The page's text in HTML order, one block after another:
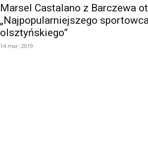
Marsel Castalano z Barczewa
„Najpopularniejszego
olsztyńskiego”
14 mar. 2019